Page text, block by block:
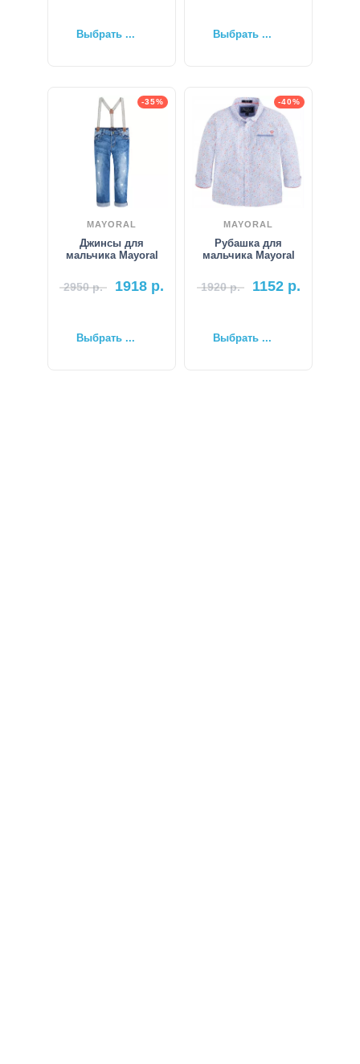
Выбрать ... Выбрать ...
-35%
MAYORAL
Джинсы для
мальчика Mayoral
2950р. 1918 р.
Выбрать ...
-40%
MAYORAL
Рубашка для
мальчика Mayoral
1920р. 1152р.
Выбрать ...